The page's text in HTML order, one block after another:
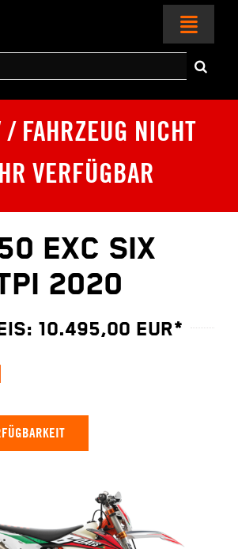
/ FAHRZEUG NICHT
VERFÜGBAR
EXC SIX
2020
10.495,00 EUR*